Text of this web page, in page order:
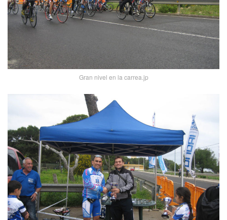
Gran nivel en la carrea.jp